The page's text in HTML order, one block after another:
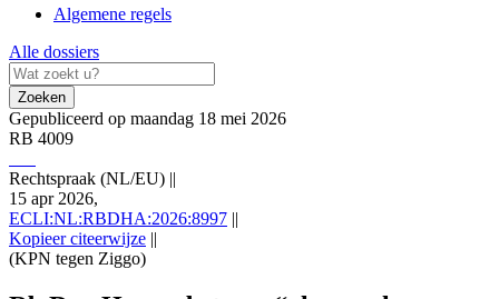
Algemene regels
Alle dossiers
Zoeken
Gepubliceerd op maandag 18 mei 2026
RB 4009
Rechtspraak (NL/EU) ||
15 apr 2026,
ECLI:NL:RBDHA:2026:8997 ||
Kopieer citeerwijze ||
(KPN tegen Ziggo)